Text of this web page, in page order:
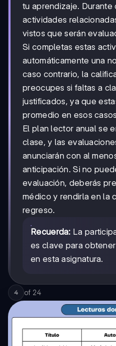
tu aprendizaje. Durante
actividades
vistos que serán
Si completas estas
automáticamente una
caso contrario, la
preocupes si faltas a
justificados, ya que
promedio en esos
El plan lector anual se
clase, y las
anunciarán con al
anticipación. Si no
evaluación, deberás
médico y rendirla en la
regreso.
Recuerda: La
es clave para
en esta asignatura.
4 of 24